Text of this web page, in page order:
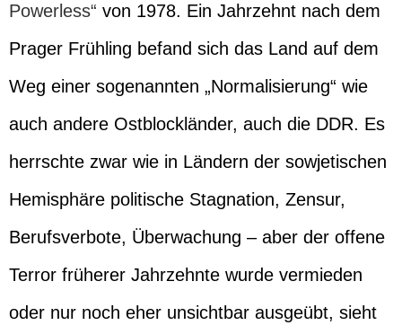
Powerless“ von 1978. Ein Jahrzehnt nach dem
Prager Frühling befand sich das Land auf dem
Weg einer sogenannten „Normalisierung“ wie
auch andere Ostblockländer, auch die DDR. Es
herrschte zwar wie in Ländern der sowjetischen
Hemisphäre politische Stagnation, Zensur,
Berufsverbote, Überwachung – aber der offene
Terror früherer Jahrzehnte wurde vermieden
oder nur noch eher unsichtbar ausgeübt, sieht